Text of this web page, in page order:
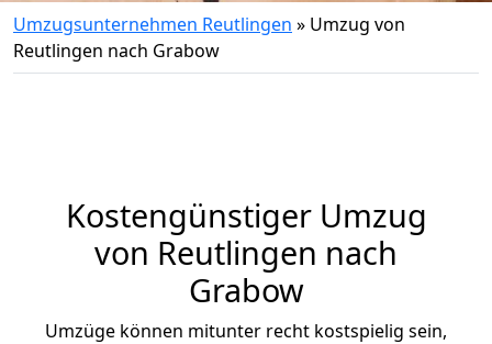
Umzugsunternehmen Reutlingen » Umzug von
Reutlingen nach Grabow
Kostengünstiger Umzug
von Reutlingen nach
Grabow
Umzüge können mitunter recht kostspielig sein,